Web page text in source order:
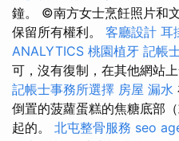
鐘。 ©南方女士烹飪照片和
保留所有權利。 客廳設計 耳
ANALYTICS 桃園植牙 記帳
可，沒有復制，在其他網站
記帳士事務所選擇 房屋 漏水
倒置的菠蘿蛋糕的焦糖底部
起的。 北屯整骨服務 seo